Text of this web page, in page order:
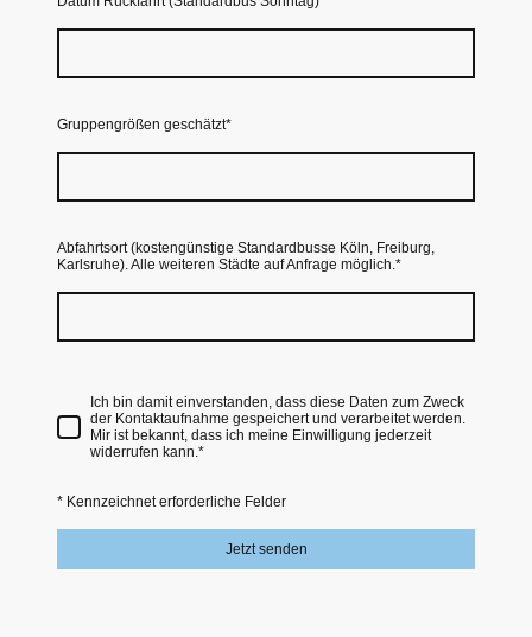
Gruppengrößen geschätzt*
Abfahrtsort (kostengünstige Standardbusse Köln, Freiburg,
Karlsruhe). Alle weiteren Städte auf Anfrage möglich.*
Ich bin damit einverstanden, dass diese Daten zum Zweck
der Kontaktaufnahme gespeichert und verarbeitet werden.
Mir ist bekannt, dass ich meine Einwilligung jederzeit
widerrufen kann.*
* Kennzeichnet erforderliche Felder
Jetzt senden